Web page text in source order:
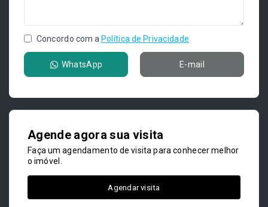
Concordo com a Política de Privacidade
WhatsApp E-mail
Agende agora sua visita
Faça um agendamento de visita para conhecer melhor
o imóvel.
Agendar visita